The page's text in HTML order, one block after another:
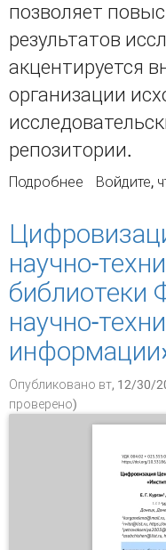
позволяет
результатов
акцентируется
организации
репозитории.
Подробнее оВойдите,
научно-
библиотеки
научно-
Опубликовано вт, 12/30/
проверено)